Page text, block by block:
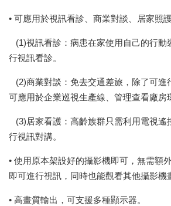
• 可應用於視訊看診、商業對談、居家照
(1)視訊看診：病患在家使用自己的行動
行視訊看診。
(2)商業對談：免去交通差旅，除了可進
可應用於企業巡視生產線、管理查看廠房
(3)居家看護：高齡族群只需利用電視遙
行視訊對講。
• 使用原本架設好的攝影機即可，無需額
即可進行視訊，同時也能觀看其他攝影機
• 高畫質輸出，可支援多種顯示器。